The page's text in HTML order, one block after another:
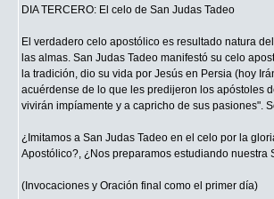
DIA TERCERO: El celo de San Judas Tadeo
El verdadero celo apostólico es resultado natura
las almas. San Judas Tadeo manifestó su celo
la tradición, dio su vida por Jesús en Persia (hoy
acuérdense de lo que les predijeron los apóstoles
vivirán impíamente y a capricho de sus pasiones".
¿Imitamos a San Judas Tadeo en el celo por la
Apostólico?, ¿Nos preparamos estudiando
(Invocaciones y Oración final como el primer día)